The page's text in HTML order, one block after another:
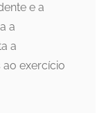
e a
a
a
exercício